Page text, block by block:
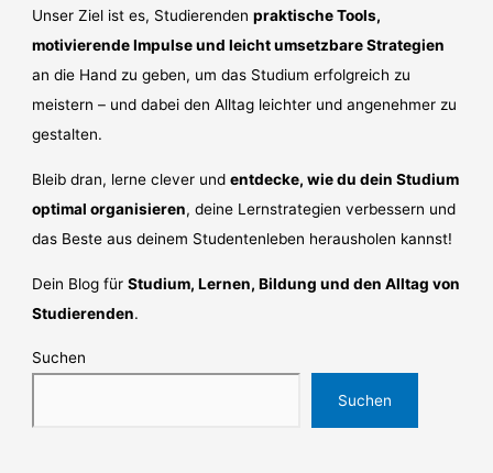
Unser Ziel ist es, Studierendenpraktische Tools,
motivierende Impulse und leicht umsetzbare Strategien
an die Hand zu geben, um das Studium erfolgreich zu
meistern – und dabei den Alltag leichter und angenehmer zu
gestalten.
Bleib dran, lerne clever undentdecke, wie du dein Studium
optimal organisieren, deine Lernstrategien verbessern und
das Beste aus deinem Studentenleben herausholen kannst!
Dein Blog fürStudium, Lernen, Bildung und den Alltag von
Studierenden.
Suchen
Suchen